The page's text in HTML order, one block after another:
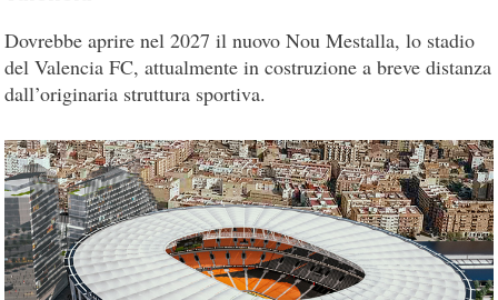
Dovrebbe aprire nel 2027 il nuovo Nou Mestalla, lo stadio
del Valencia FC, attualmente in costruzione a breve distanza
dall’originaria struttura sportiva.